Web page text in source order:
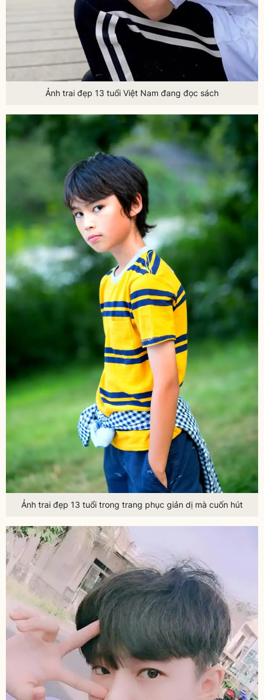
Ảnh trai đẹp 13 tuổi Việt Nam đang đọc sách
Ảnh trai đẹp 13 tuổi trong trang phục giản dị mà cuốn hút